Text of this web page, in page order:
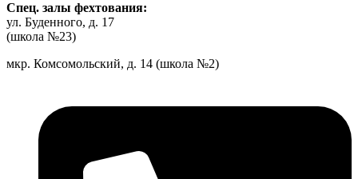
Спец. залы фехтования:
ул. Буденного, д. 17
(школа №23)
мкр. Комсомольский, д. 14 (школа №2)